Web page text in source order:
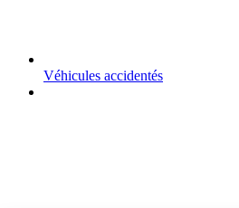
Véhicules accidentés